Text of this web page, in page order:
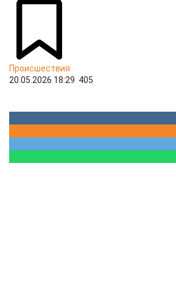
Происшествия
20.05.2026 18:29 405